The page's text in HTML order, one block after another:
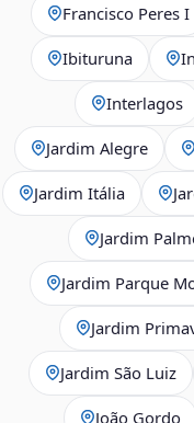
Francisco Peres I
Ibituruna
Interlagos
Jardim Alegre
Jardim Itália
Jardim
Jardim Parque
Jardim
Jardim São Luiz
João Gordo